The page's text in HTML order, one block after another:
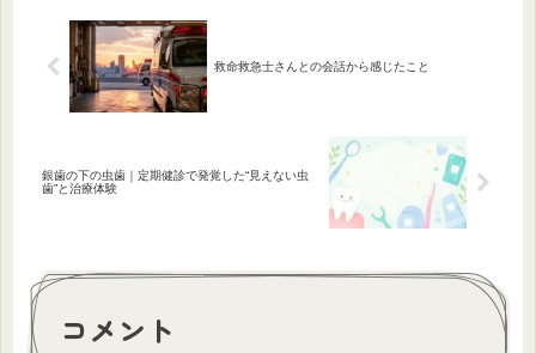
救命救急士さんとの会話から感じたこと
銀歯の下の虫歯｜定期健診で発覚した“見えない虫
歯”と治療体験
コメント